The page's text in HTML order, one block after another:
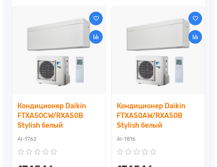
Кондиционер Daikin
FTXA50CW/RXA50B
Stylish белый
AI-1762
Кондиционер Daikin
FTXA50AW/RXA50B
Stylish белый
AI-1816